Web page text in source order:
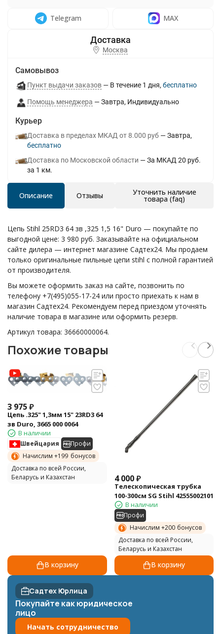
Telegram MAX
Москва
Самовывоз
Пункт выдачи заказов В течение 1 дня Бесплатно
Помощь менеджера Завтра Индивидуально
Курьер
Доставка в пределах МКАД от 8.000 руб
Завтра
Бесплатно
Доставка по Московской области
За МКАД 20 руб.
за 1 км.
Описание Отзывы Уточнить наличие
товара (faq)
Цепь Stihl 25RD3 64 зв ,325 1,5 16" Duro — покупайте по
выгодной цене: 3 980 руб. Заказывайте на официальном
сайте дилера — интернет магазине Садтех24. Мы продаем
только оригинальные пильные цепи stihl с полной гарантией
от производителя.
Вы можете оформить заказ на сайте, позвонить по
телефону +7(495)055-17-24 или просто приехать к нам в
магазин Садтех24. Рекомендуем перед приездом уточнять
наличие товара в магазине или оформить резерв.
Артикул товара: 36660000064.
Похожие товары
3 975₽
Цепь .325" 1,3мм 15" 23RD3 64
зв Duro, 3665 000 0064
В наличии
Швейцария
Профи
Начислим +199 бонусов
Доставка по всей России,
Беларусь и Казахстан
В корзину
4 000 ₽
Телескопическая трубка
100-300см SG Stihl 42555002101
В наличии
Профи
Начислим +200 бонусов
Доставка по всей России,
Беларусь и Казахстан
В корзину
Садтех Юрлица
Покупайте как юридическое
лицо
Начать сотрудничество